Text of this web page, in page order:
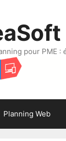
pour PME :
Planning Web